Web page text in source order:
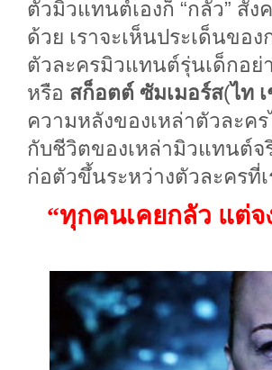
ตัวมิวแทนต์เองก็ “กลัว” สั
ด้วย เราจะเห็นประเด็นขอ
ตัวละครมิวแทนต์รุ่นเด็กอย่
หรือ สก็อตต์ ซัมเมอร์ส(ไท
ความหลังของเหล่าตัวละค
กับชีวิตของเหล่ามิวแทนต์จ
ก่อตัวขึ้นระหว่างตัวละคร
“ทุกคนเคยกลัว แต่